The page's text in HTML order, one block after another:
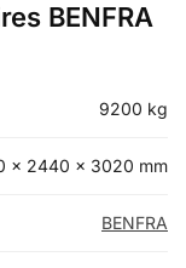
BENFRA
9200 kg
× 2440 × 3020 mm
BENFRA